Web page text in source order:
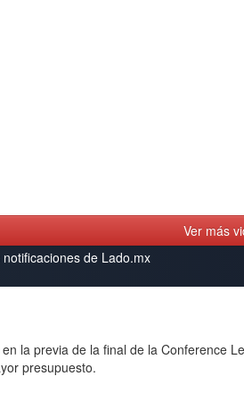
Ver más
de Lado.mx
la previa de la final de la Conference
presupuesto.